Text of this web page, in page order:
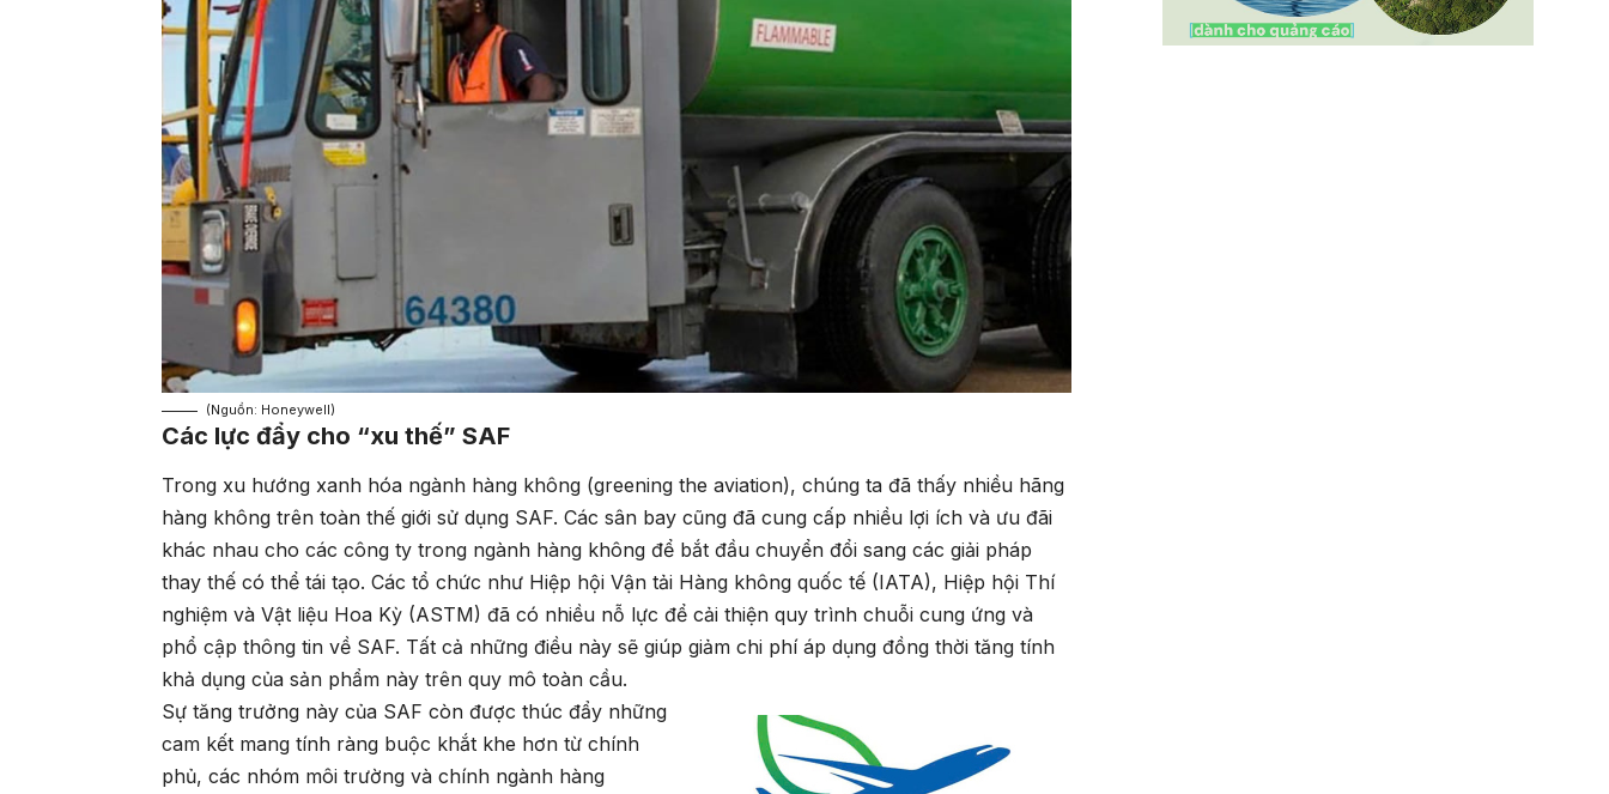
(Nguồn: Honeywell)
Các lực đẩy cho “xu thế” SAF
Trong xu hướng xanh hóa ngành hàng không (greening the aviation), chúng ta đã thấy nhiều hãng
hàng không trên toàn thế giới sử dụng SAF. Các sân bay cũng đã cung cấp nhiều lợi ích và ưu đãi
khác nhau cho các công ty trong ngành hàng không để bắt đầu chuyển đổi sang các giải pháp
thay thế có thể tái tạo. Các tổ chức như Hiệp hội Vận tải Hàng không quốc tế (IATA), Hiệp hội Thí
nghiệm và Vật liệu Hoa Kỳ (ASTM) đã có nhiều nỗ lực để cải thiện quy trình chuỗi cung ứng và
phổ cập thông tin về SAF. Tất cả những điều này sẽ giúp giảm chi phí áp dụng đồng thời tăng tính
khả dụng của sản phẩm này trên quy mô toàn cầu.
Sự tăng trưởng này của SAF còn được thúc đẩy những
cam kết mang tính ràng buộc khắt khe hơn từ chính
phủ, các nhóm môi trường và chính ngành hàng